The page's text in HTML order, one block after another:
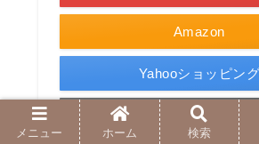
Amazon
Yahooショッピング
メルカリ
メニュー ホーム 検索